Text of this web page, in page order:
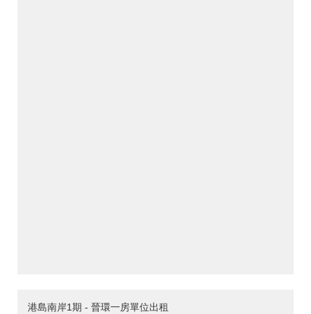
港島南岸1期 - 晉環一房單位出租